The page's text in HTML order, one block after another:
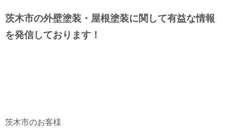
茨木市の外壁塗装・屋根塗装に関して有益な情報
を発信しております！
茨木市のお客様